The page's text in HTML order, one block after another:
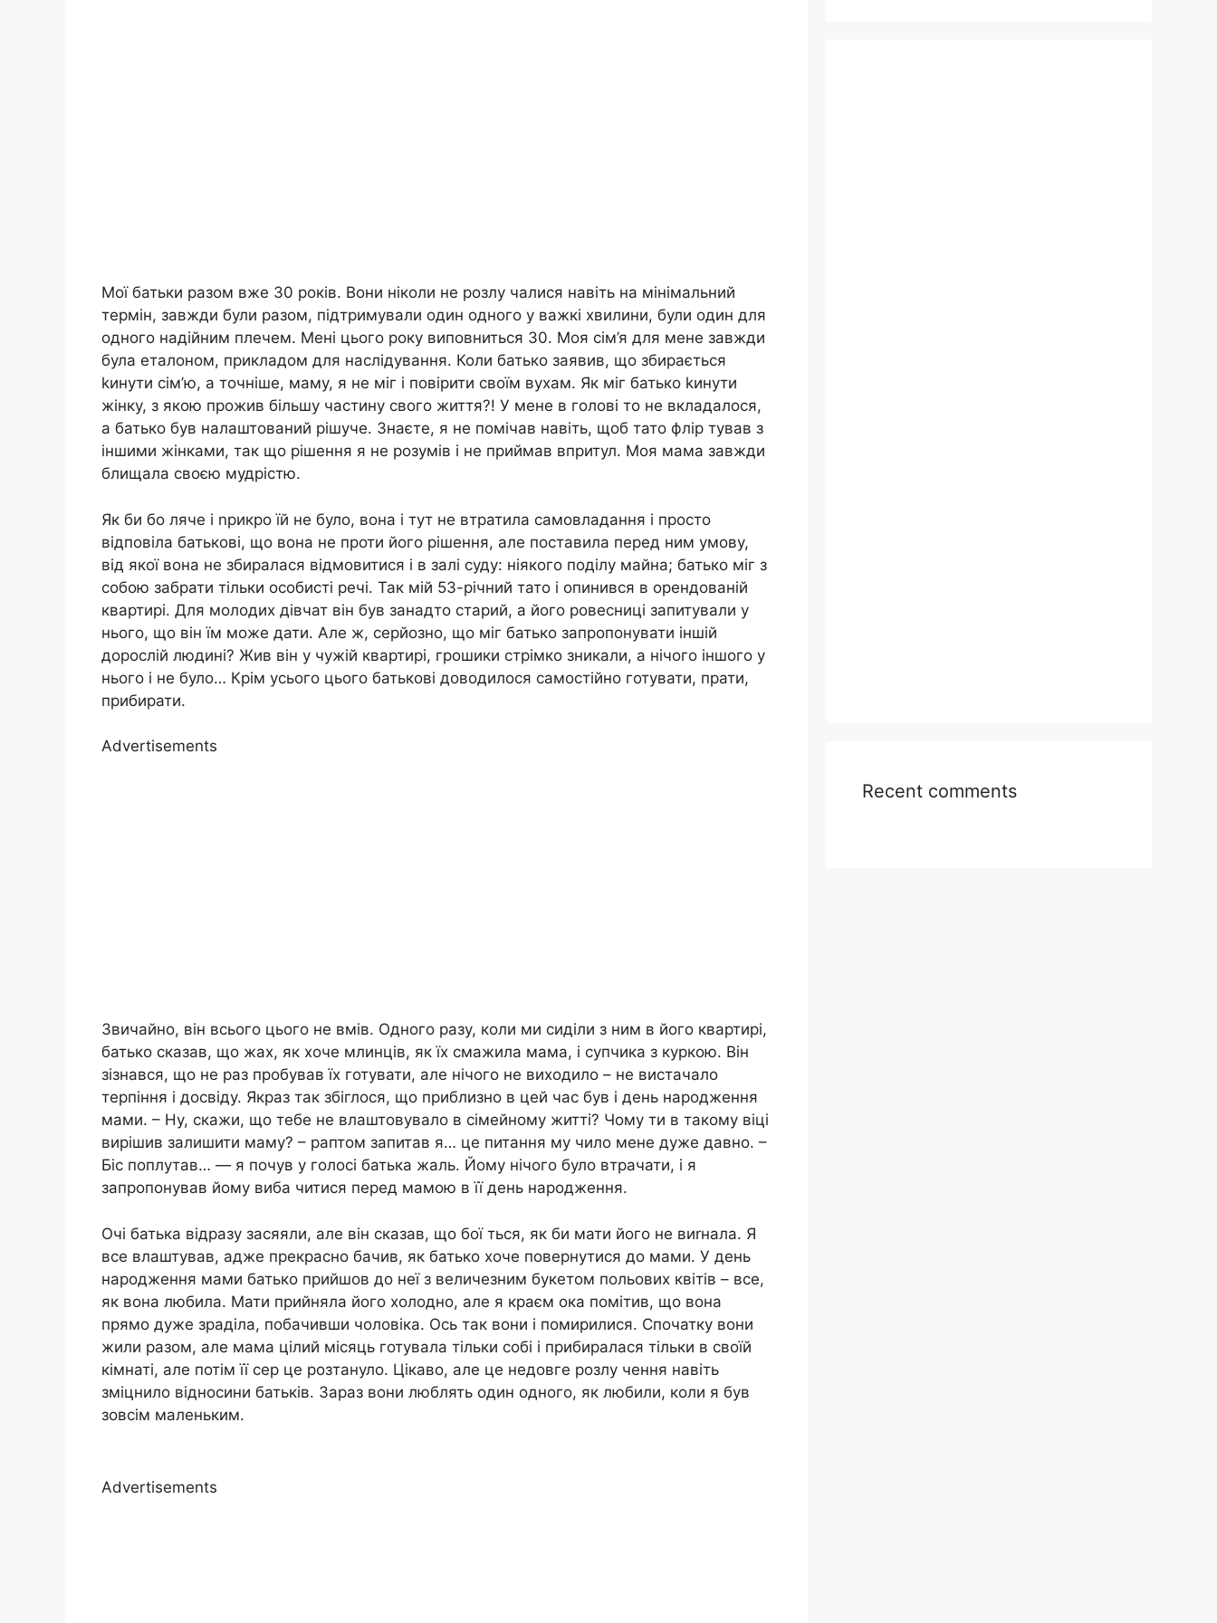
Мої батьки разом вже 30 років. Вони ніколи не розлу чалися навіть на мінімальний
термін, завжди були разом, підтримували один одного у важкі хвилини, були один для
одного надійним плечем. Мені цього року виповниться 30. Моя сім’я для мене завжди
була еталоном, прикладом для наслідування. Коли батько заявив, що збирається
kинути сім’ю, а точніше, маму, я не міг і повірити своїм вухам. Як міг батько kинути
жінку, з якою прожив більшу частину свого життя?! У мене в голові то не вкладалося,
а батько був налаштований рішуче. Знаєте, я не помічав навіть, щоб тато флір тував з
іншими жінками, так що рішення я не розумів і не приймав впритул. Моя мама завжди
блищала своєю мудрістю.
Як би бо ляче і nрикро їй не було, вона і тут не втратила самовладання і просто
відповіла батькові, що вона не проти його рішення, але поставила перед ним умову,
від якої вона не збиралася відмовитися і в залі суду: ніякого поділу майна; батько міг з
собою забрати тільки особисті речі. Так мій 53-річний тато і опинився в орендованій
квартирі. Для молодих дівчат він був занадто старий, а його ровесниці запитували у
нього, що він їм може дати. Але ж, серйозно, що міг батько запропонувати іншій
дорослій людині? Жив він у чужій квартирі, грошики стрімко зникали, а нічого іншого у
нього і не було… Крім усього цього батькові доводилося самостійно готувати, прати,
прибирати.
Advertisements
Звичайно, він всього цього не вмів. Одного разу, коли ми сиділи з ним в його квартирі,
батько сказав, що жах, як хоче млинців, як їх смажила мама, і супчика з куркою. Він
зізнався, що не раз пробував їх готувати, але нічого не виходило – не вистачало
терпіння і досвіду. Якраз так збіглося, що приблизно в цей час був і день народження
мами. – Ну, скажи, що тебе не влаштовувало в сімейному житті? Чому ти в такому віці
вирішив залишити маму? – раптом запитав я… це питання му чило мене дуже давно. –
Біс поплутав… — я почув у голосі батька жаль. Йому нічого було втрачати, і я
запропонував йому виба читися перед мамою в її день народження.
Очі батька відразу засяяли, але він сказав, що бої ться, як би мати його не виrнала. Я
все влаштував, адже прекрасно бачив, як батько хоче повернутися до мами. У день
народження мами батько прийшов до неї з величезним букетом польових квітів – все,
як вона любила. Мати прийняла його холодно, але я краєм ока помітив, що вона
прямо дуже зраділа, побачивши чоловіка. Ось так вони і помирилися. Спочатку вони
жили разом, але мама цілий місяць готувала тільки собі і прибиралася тільки в своїй
кімнаті, але потім її сер це розтануло. Цікаво, але це недовге розлу чення навіть
зміцнило відносини батьків. Зараз вони люблять один одного, як любили, коли я був
зовсім маленьким.
Advertisements
Recent comments